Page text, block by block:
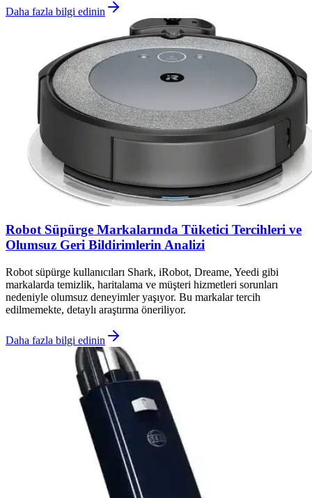
Daha fazla bilgi edinin
Robot Süpürge Markalarında Tüketici Tercihleri ve
Olumsuz Geri Bildirimlerin Analizi
Robot süpürge kullanıcıları Shark, iRobot, Dreame, Yeedi gibi
markalarda temizlik, haritalama ve müşteri hizmetleri sorunları
nedeniyle olumsuz deneyimler yaşıyor. Bu markalar tercih
edilmemekte, detaylı araştırma öneriliyor.
Daha fazla bilgi edinin